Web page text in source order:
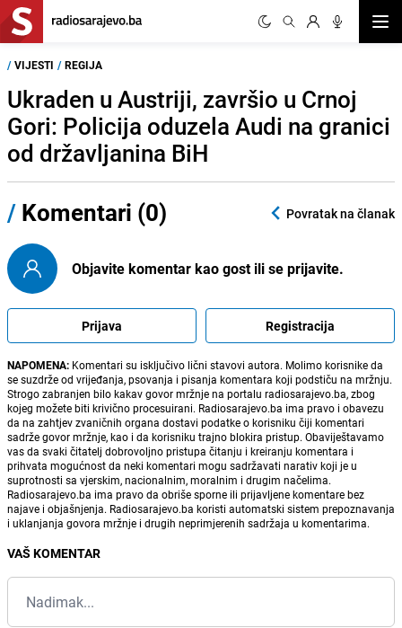
/ VIJESTI / REGIJA
Ukraden u Austriji, završio u Crnoj
Gori: Policija oduzela Audi na granici
od državljanina BiH
/ Komentari (0) Povratak na članak
Objavite komentar kao gost ili se prijavite.
Prijava Registracija
NAPOMENA: Komentari su isključivo lični stavovi autora. Molimo korisnike da
se suzdrže od vrijeđanja, psovanja i pisanja komentara koji podstiču na mržnju.
Strogo zabranjen bilo kakav govor mržnje na portalu radiosarajevo.ba, zbog
kojeg možete biti krivično procesuirani. Radiosarajevo.ba ima pravo i obavezu
da na zahtjev zvaničnih organa dostavi podatke o korisniku čiji komentari
sadrže govor mržnje, kao i da korisniku trajno blokira pristup. Obaviještavamo
vas da svaki čitatelj dobrovoljno pristupa čitanju i kreiranju komentara i
prihvata mogućnost da neki komentari mogu sadržavati narativ koji je u
suprotnosti sa vjerskim, nacionalnim, moralnim i drugim načelima.
Radiosarajevo.ba ima pravo da obriše sporne ili prijavljene komentare bez
najave i objašnjenja. Radiosarajevo.ba koristi automatski sistem prepoznavanja
i uklanjanja govora mržnje i drugih neprimjerenih sadržaja u komentarima.
VAŠ KOMENTAR